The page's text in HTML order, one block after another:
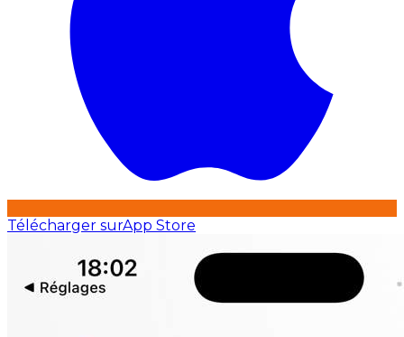
Télécharger surApp Store